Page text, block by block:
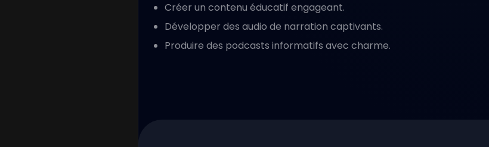
Créer un contenu éducatif engageant.
Développer des audio de narration captivants.
Produire des podcasts informatifs avec charme.